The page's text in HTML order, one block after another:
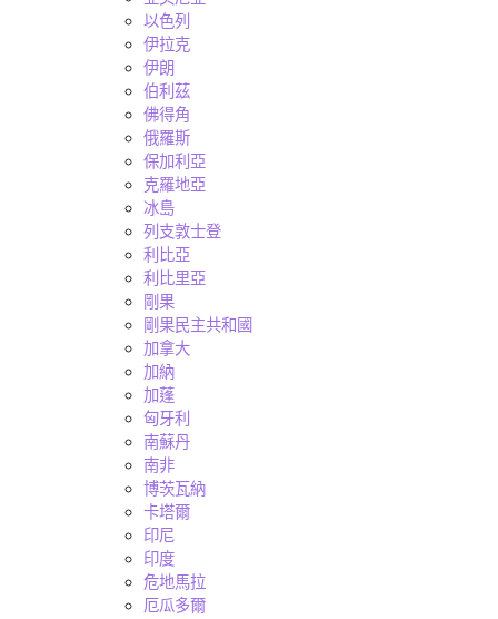
以色列
伊拉克
伊朗
伯利茲
佛得角
俄羅斯
保加利亞
克羅地亞
冰島
列支敦士登
利比亞
利比里亞
剛果
剛果民主共和國
加拿大
加納
加蓬
匈牙利
南蘇丹
南非
博茨瓦納
卡塔爾
印尼
印度
危地馬拉
厄瓜多爾